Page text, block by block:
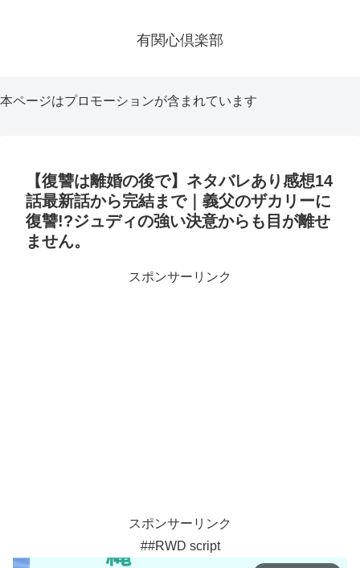
有関心倶楽部
本ページはプロモーションが含まれています
【復讐は離婚の後で】ネタバレあり感想14
話最新話から完結まで｜義父のザカリーに
復讐!?ジュディの強い決意からも目が離せ
ません。
スポンサーリンク
スポンサーリンク
##RWD script